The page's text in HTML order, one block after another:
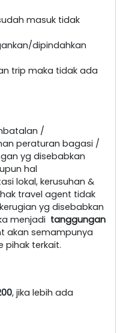
masuk tidak
dipindahkan
trip maka tidak ada
/
peraturan bagasi /
yg disebabkan
hal
lokal, kerusuhan &
travel agent tidak
yg disebabkan
menjadi tanggungan
akan semampunya
pihak terkait.
, jika lebih ada